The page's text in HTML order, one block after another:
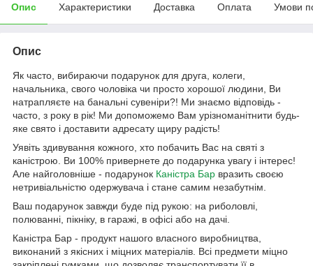
Опис Характеристики Доставка Оплата Умови
Опис
Як часто, вибираючи подарунок для друга, колеги,
начальника, свого чоловіка чи просто хорошої людини, Ви
натрапляєте на банальні сувеніри?! Ми знаємо відповідь -
часто, з року в рік! Ми допоможемо Вам урізноманітнити будь-
яке свято і доставити адресату щиру радість!
Уявіть здивування кожного, хто побачить Вас на святі з
каністрою. Ви 100% привернете до подарунка увагу і інтерес!
Але найголовніше - подарунок Каністра Бар вразить своєю
нетривіальністю одержувача і стане самим незабутнім.
Ваш подарунок завжди буде під рукою: на риболовлі,
полюванні, пікніку, в гаражі, в офісі або на дачі.
Каністра Бар - продукт нашого власного виробництва,
виконаний з якісних і міцних матеріалів. Всі предмети міцно